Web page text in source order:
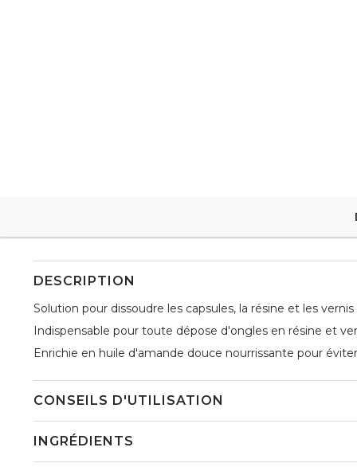
DESCRIPTION
Solution pour dissoudre les capsules, la résine et les
Indispensable pour toute dépose d'ongles en résine et
Enrichie en huile d'amande douce nourrissante pour
CONSEILS D'UTILISATION
INGRÉDIENTS